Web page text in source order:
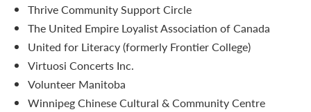
Thrive Community Support Circle
The United Empire Loyalist Association of Canada
United for Literacy (formerly Frontier College)
Virtuosi Concerts Inc.
Volunteer Manitoba
Winnipeg Chinese Cultural & Community Centre